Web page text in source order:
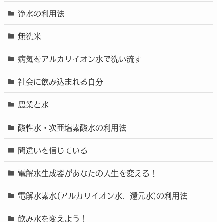
浄水の利用法
無洗米
病気をアルカリイオン水で洗い流す
社会に飲み込まれる自分
農業と水
酸性水・次亜塩素酸水の利用法
間違いを信じている
電解水生成器があなたの人生を変える！
電解水素水(アルカリイオン水、還元水)の利用法
飲み水を変えよう！